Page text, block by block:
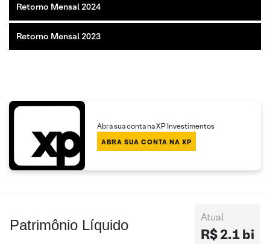
Retorno Mensal 2024
Retorno Mensal 2023
Abra sua conta na XP Investimentos
ABRA SUA CONTA NA XP
Patrimônio Líquido Atual
R$ 2.1 bi